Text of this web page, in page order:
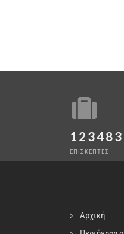
ΕΠΙΣΚΕΠΤΕΣ
Αρχική